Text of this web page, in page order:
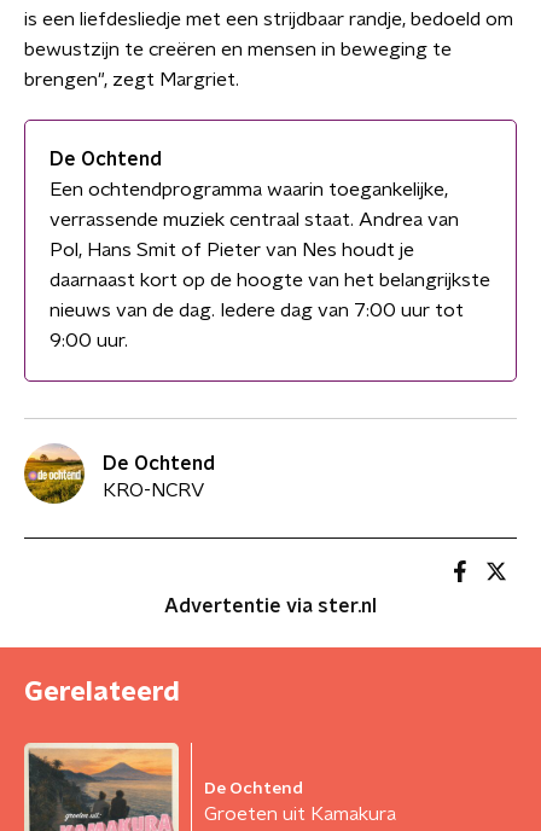
is een liefdesliedje met een strijdbaar randje, bedoeld om
bewustzijn te creëren en mensen in beweging te
brengen", zegt Margriet.
De Ochtend
Een ochtendprogramma waarin toegankelijke,
verrassende muziek centraal staat. Andrea van
Pol, Hans Smit of Pieter van Nes houdt je
daarnaast kort op de hoogte van het belangrijkste
nieuws van de dag. Iedere dag van 7:00 uur tot
9:00 uur.
De Ochtend
KRO-NCRV
Advertentie via ster.nl
Gerelateerd
De Ochtend
Groeten uit Kamakura